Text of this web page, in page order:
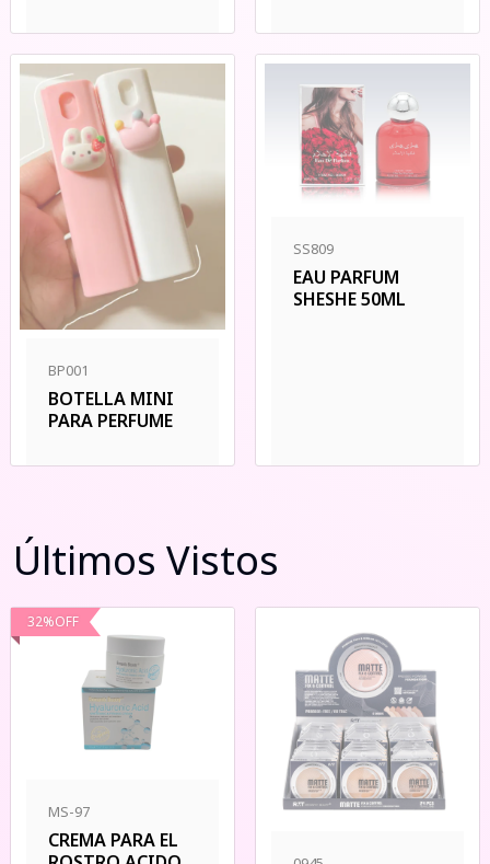
BP001
BOTELLA MINI
PARA PERFUME
SS809
EAU PARFUM
SHESHE 50ML
Últimos Vistos
32%OFF
MS-97
CREMA PARA EL